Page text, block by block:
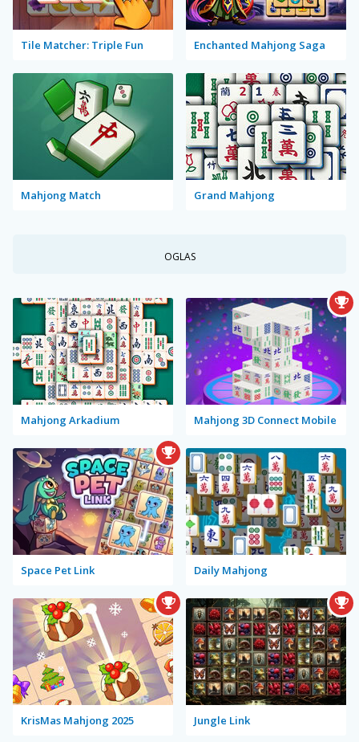
Tile Matcher: Triple Fun Enchanted Mahjong Saga
Mahjong Match Grand Mahjong
OGLAS
Mahjong Arkadium Mahjong 3D Connect Mobile
Space Pet Link Daily Mahjong
KrisMas Mahjong 2025 Jungle Link